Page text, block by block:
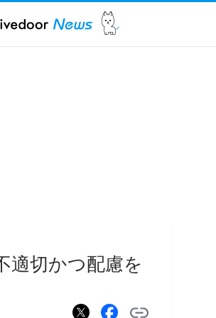
適切かつ配慮を